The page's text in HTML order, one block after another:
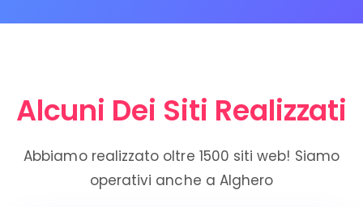
Alcuni Dei Siti Realizzati
Abbiamo realizzato oltre 1500 siti web! Siamo
operativi anche a Alghero